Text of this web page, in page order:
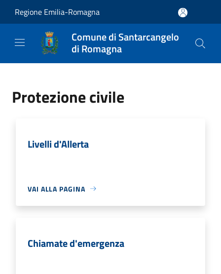
Regione Emilia-Romagna
Comune di Santarcangelo
di Romagna
Protezione civile
Livelli d'Allerta
VAI ALLA PAGINA
Chiamate d'emergenza